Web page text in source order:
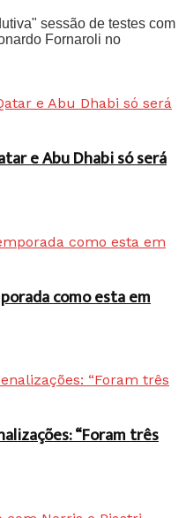
sessão de testes com
Fornaroli no
e Abu Dhabi só será
como esta em
“Foram três